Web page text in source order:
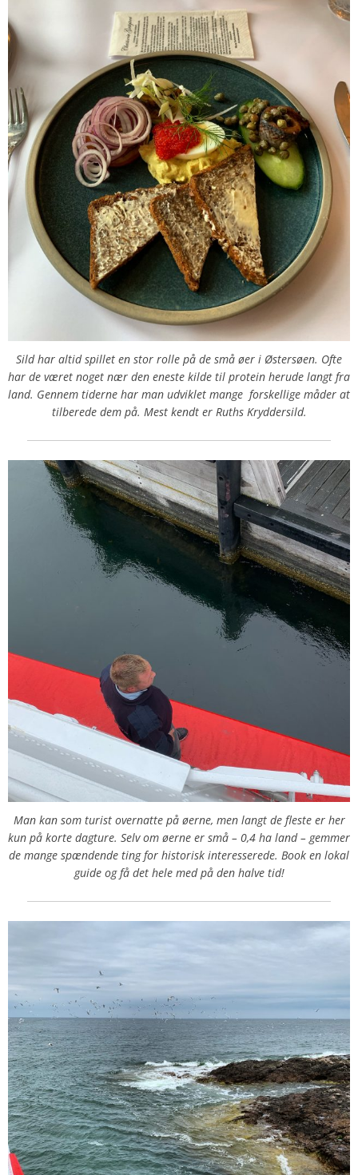
Sild har altid spillet en stor rolle på de små øer i Østersøen. Ofte
har de været noget nær den eneste kilde til protein herude langt fra
land. Gennem tiderne har man udviklet mange forskellige måder at
tilberede dem på. Mest kendt er Ruths Kryddersild.
Man kan som turist overnatte på øerne, men langt de fleste er her
kun på korte dagture. Selv om øerne er små – 0,4 ha land – gemmer
de mange spændende ting for historisk interesserede. Book en lokal
guide og få det hele med på den halve tid!